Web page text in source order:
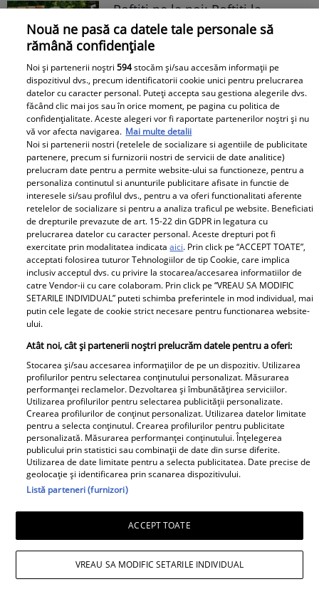
Poftiți pe la noi: Poftiți la
întrecere. Mirela Vaida și
Adriana Trandafir, în centrul
atenției după provocarea lui Nea
Mărin
Nouă ne pasă ca datele tale personale să
rămână confidențiale
Noi și partenerii noștri594stocăm și/sau accesăm informații pe
dispozitivul dvs., precum identificatorii cookie unici pentru prelucrarea
datelor cu caracter personal. Puteți accepta sau gestiona alegerile dvs.
făcând clic mai jos sau în orice moment, pe pagina cu politica de
confidențialitate. Aceste alegeri vor fi raportate partenerilor noștri și nu
vă vor afecta navigarea. Mai multe detalii
Noi si partenerii nostri (retelele de socializare si agentiile de publicitate
partenere, precum si furnizorii nostri de servicii de date analitice)
prelucram date pentru a permite website-ului sa functioneze, pentru a
personaliza continutul si anunturile publicitare afisate in functie de
interesele si/sau profilul dvs., pentru a va oferi functionalitati aferente
retelelor de socializare si pentru a analiza traficul pe website. Beneficiati
de drepturile prevazute de art. 15-22 din GDPR in legatura cu
prelucrarea datelor cu caracter personal. Aceste drepturi pot fi
exercitate prin modalitatea indicataaici. Prin click pe “ACCEPT TOATE”,
acceptati folosirea tuturor Tehnologiilor de tip Cookie, care implica
inclusiv acceptul dvs. cu privire la stocarea/accesarea informatiilor de
catre Vendor-ii cu care colaboram. Prin click pe “VREAU SA MODIFIC
SETARILE INDIVIDUAL” puteti schimba preferintele in mod individual, mai
putin cele legate de cookie strict necesare pentru functionarea website-
ului.
Atât noi, cât și partenerii noștri prelucrăm datele pentru a oferi:
Stocarea și/sau accesarea informațiilor de pe un dispozitiv. Utilizarea
profilurilor pentru selectarea conținutului personalizat. Măsurarea
performanței reclamelor. Dezvoltarea și îmbunătățirea serviciilor.
Utilizarea profilurilor pentru selectarea publicității personalizate.
Crearea profilurilor de conținut personalizat. Utilizarea datelor limitate
pentru a selecta conținutul. Crearea profilurilor pentru publicitate
personalizată. Măsurarea performanței conținutului. Înțelegerea
publicului prin statistici sau combinații de date din surse diferite.
Utilizarea de date limitate pentru a selecta publicitatea. Date precise de
geolocație și identificarea prin scanarea dispozitivului.
Listă parteneri (furnizori)
ACCEPT TOATE
VREAU SA MODIFIC SETARILE INDIVIDUAL